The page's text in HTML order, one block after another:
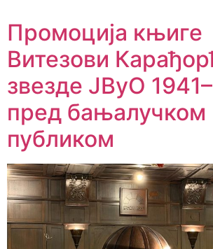
Промоција књиге
Витезови
звезде ЈВуО
пред бањалучком
публиком